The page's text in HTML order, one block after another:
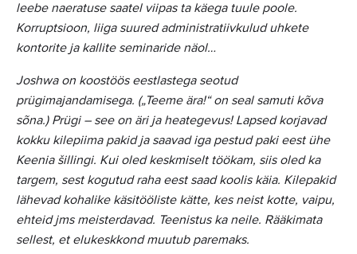
leebe naeratuse saatel viipas ta käega tuule poole.
Korruptsioon, liiga suured administratiivkulud uhkete
kontorite ja kallite seminaride näol…
Joshwa on koostöös eestlastega seotud
prügimajandamisega. („Teeme ära!“ on seal samuti kõva
sõna.) Prügi – see on äri ja heategevus! Lapsed korjavad
kokku kilepiima pakid ja saavad iga pestud paki eest ühe
Keenia šillingi. Kui oled keskmiselt töökam, siis oled ka
targem, sest kogutud raha eest saad koolis käia. Kilepakid
lähevad kohalike käsitööliste kätte, kes neist kotte, vaipu,
ehteid jms meisterdavad. Teenistus ka neile. Rääkimata
sellest, et elukeskkond muutub paremaks.